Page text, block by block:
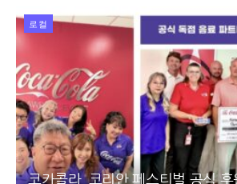
로컬
코카콜라, 코리안 페스티벌 공식